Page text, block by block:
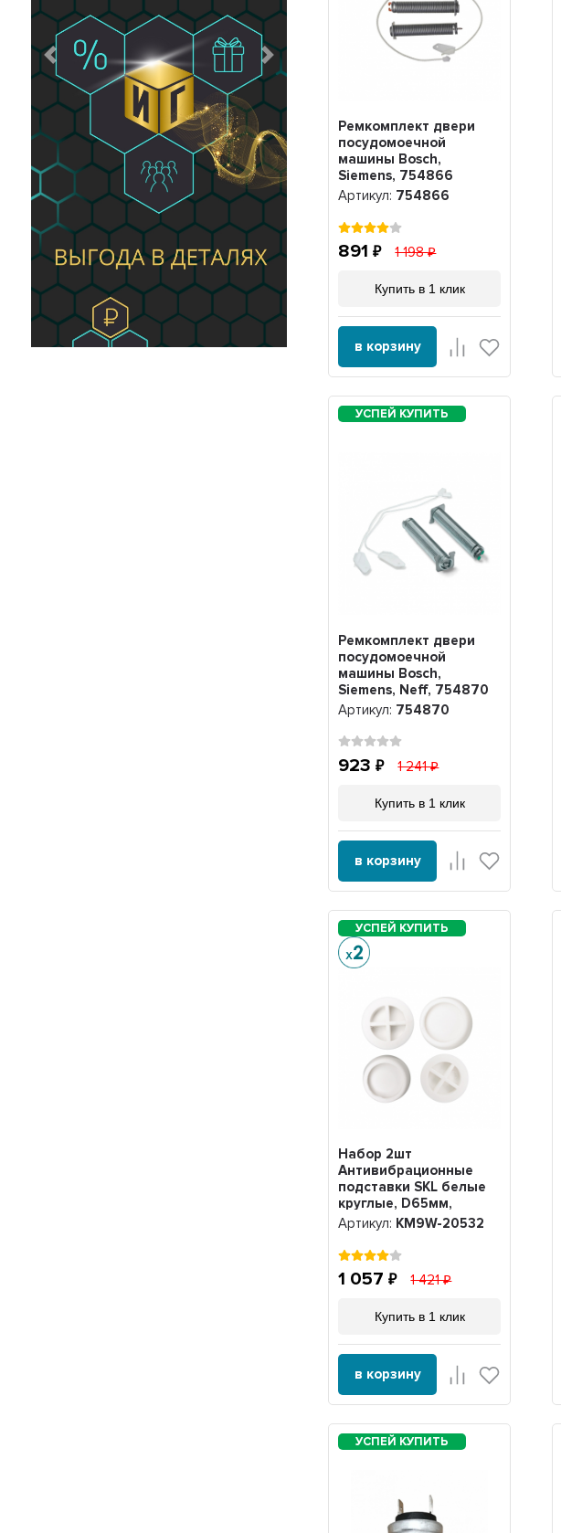
Предыдущий Следующий
Ремкомплект двери
посудомоечной
машины Bosch,
Siemens, 754866
Артикул: 754866
891 1 198
Купить в 1 клик
в корзину
Ремкомплект двери
посудомоечной
машины Bosch,
Siemens, Neff, 754870
Артикул: 754870
923 1 241
Купить в 1 клик
в корзину
Набор 2шт
Антивибрационные
подставки SKL белые
круглые, D65мм,
h20мм, 4шт, 9W-20532
Артикул: KM9W-20532
1 057 1 421
Купить в 1 клик
в корзину